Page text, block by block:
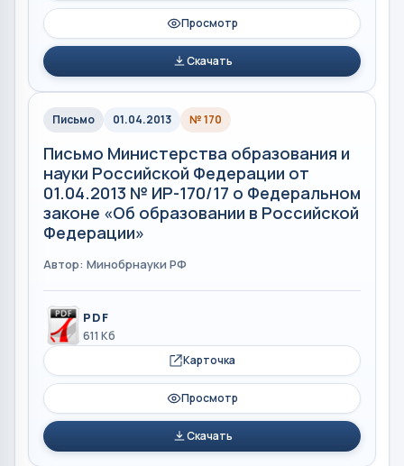
Просмотр
Скачать
Письмо 01.04.2013 № 170
Письмо Министерства образования и
науки Российской Федерации от
01.04.2013 № ИР-170/17 о Федеральном
законе «Об образовании в Российской
Федерации»
Автор: Минобрнауки РФ
PDF
611 Кб
Карточка
Просмотр
Скачать